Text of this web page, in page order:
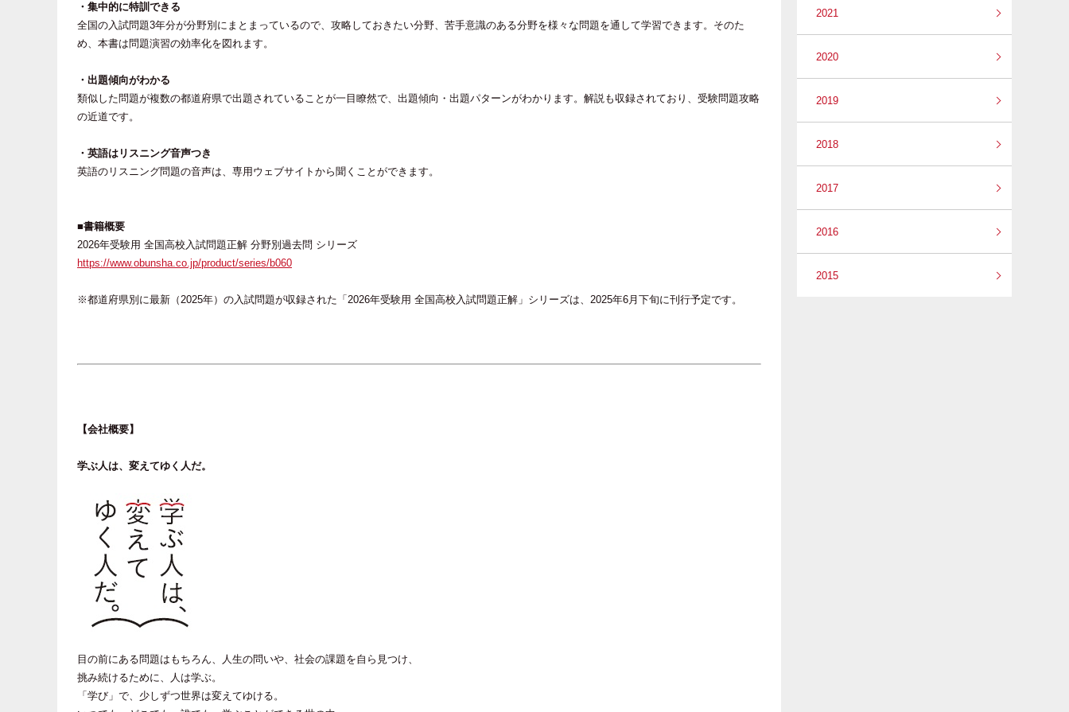
・集中的に特訓できる
全国の入試問題3年分が分野別にまとまっているので、攻略しておきたい分野、苦手意識のある分野を様々な問題を通して学習できます。そのた
め、本書は問題演習の効率化を図れます。
・出題傾向がわかる
類似した問題が複数の都道府県で出題されていることが一目瞭然で、出題傾向・出題パターンがわかります。解説も収録されており、受験問題攻略
の近道です。
・英語はリスニング音声つき
英語のリスニング問題の音声は、専用ウェブサイトから聞くことができます。
■書籍概要
2026年受験用 全国高校入試問題正解 分野別過去問 シリーズ
https://www.obunsha.co.jp/product/series/b060
※都道府県別に最新（2025年）の入試問題が収録された「2026年受験用 全国高校入試問題正解」シリーズは、2025年6月下旬に刊行予定です。
【会社概要】
学ぶ人は、変えてゆく人だ。
目の前にある問題はもちろん、人生の問いや、社会の課題を自ら見つけ、
挑み続けるために、人は学ぶ。
「学び」で、少しずつ世界は変えてゆける。
2021
2020
2019
2018
2017
2016
2015